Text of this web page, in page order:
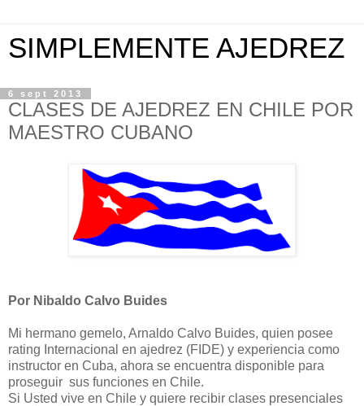
SIMPLEMENTE AJEDREZ
6 sept 2013
CLASES DE AJEDREZ EN CHILE POR
MAESTRO CUBANO
Por Nibaldo Calvo Buides
Mi hermano gemelo, Arnaldo Calvo Buides, quien posee
rating Internacional en ajedrez (FIDE) y experiencia como
instructor en Cuba, ahora se encuentra disponible para
proseguir sus funciones en Chile.
Si Usted vive en Chile y quiere recibir clases presenciales